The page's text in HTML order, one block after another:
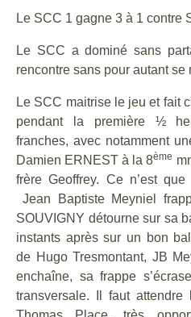
Le SCC 1 gagne 3 à 1 contre
Le SCC a dominé sans
rencontre sans pour autant se
Le SCC maitrise le jeu et fait
pendant la première ½
franches, avec notamment
Damien ERNEST à la 8ème
frère Geoffrey. Ce n’est
Jean Baptiste Meyniel
SOUVIGNY détourne sur sa
instants après sur un bon
de Hugo Tresmontant, JB
enchaîne, sa frappe
transversale. Il faut attendre